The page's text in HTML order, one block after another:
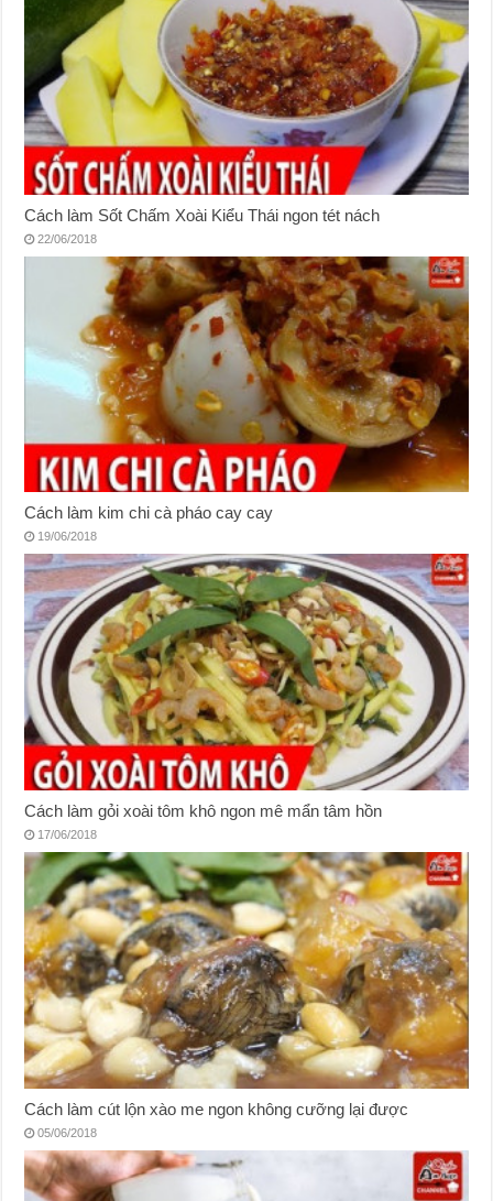
Cách làm Sốt Chấm Xoài Kiểu Thái ngon tét nách
22/06/2018
Cách làm kim chi cà pháo cay cay
19/06/2018
Cách làm gỏi xoài tôm khô ngon mê mẩn tâm hồn
17/06/2018
Cách làm cút lộn xào me ngon không cưỡng lại được
05/06/2018